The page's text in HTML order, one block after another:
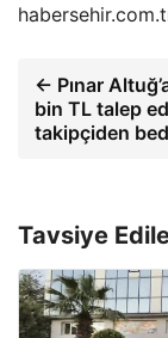
← Pınar
bin TL talep
takipçiden
Tavsiye